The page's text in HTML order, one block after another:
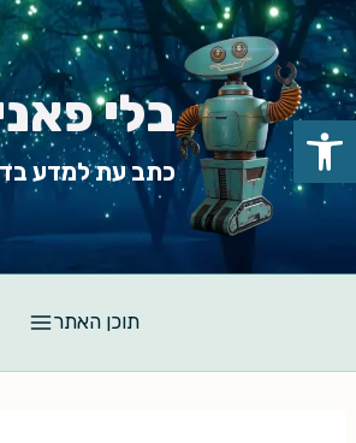
Skip
to
content
בלי
כתב עת למדע
תוכן האתר
פתח סרגל נגישות